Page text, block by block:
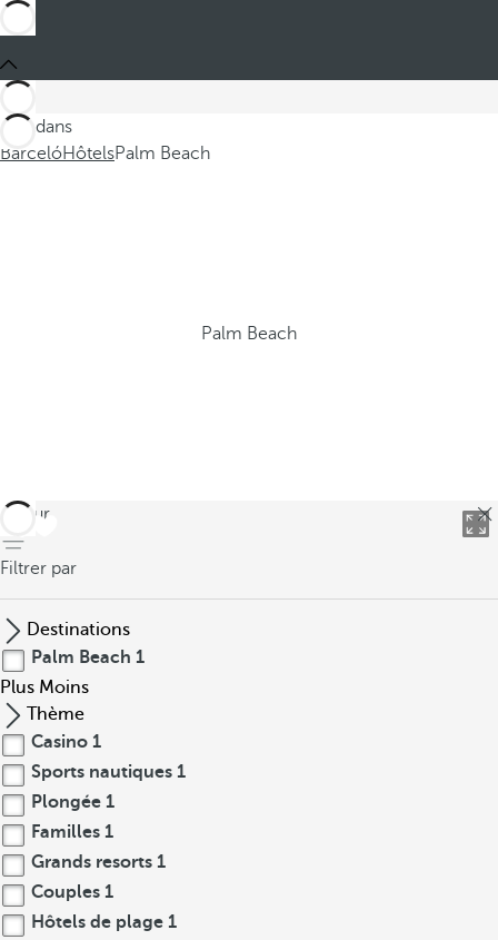
Ces dans
BarcelóHôtelsPalm Beach
Palm Beach
retour
Filtrer par
Destinations
Palm Beach 1
Plus Moins
Thème
Casino 1
Sports nautiques 1
Plongée 1
Familles 1
Grands resorts 1
Couples 1
Hôtels de plage 1